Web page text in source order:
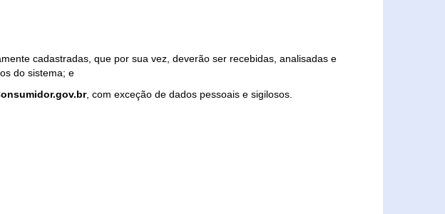
cadastradas, que por sua vez, deverão ser recebidas, analisadas e
do sistema; e
, com exceção de dados pessoais e sigilosos.